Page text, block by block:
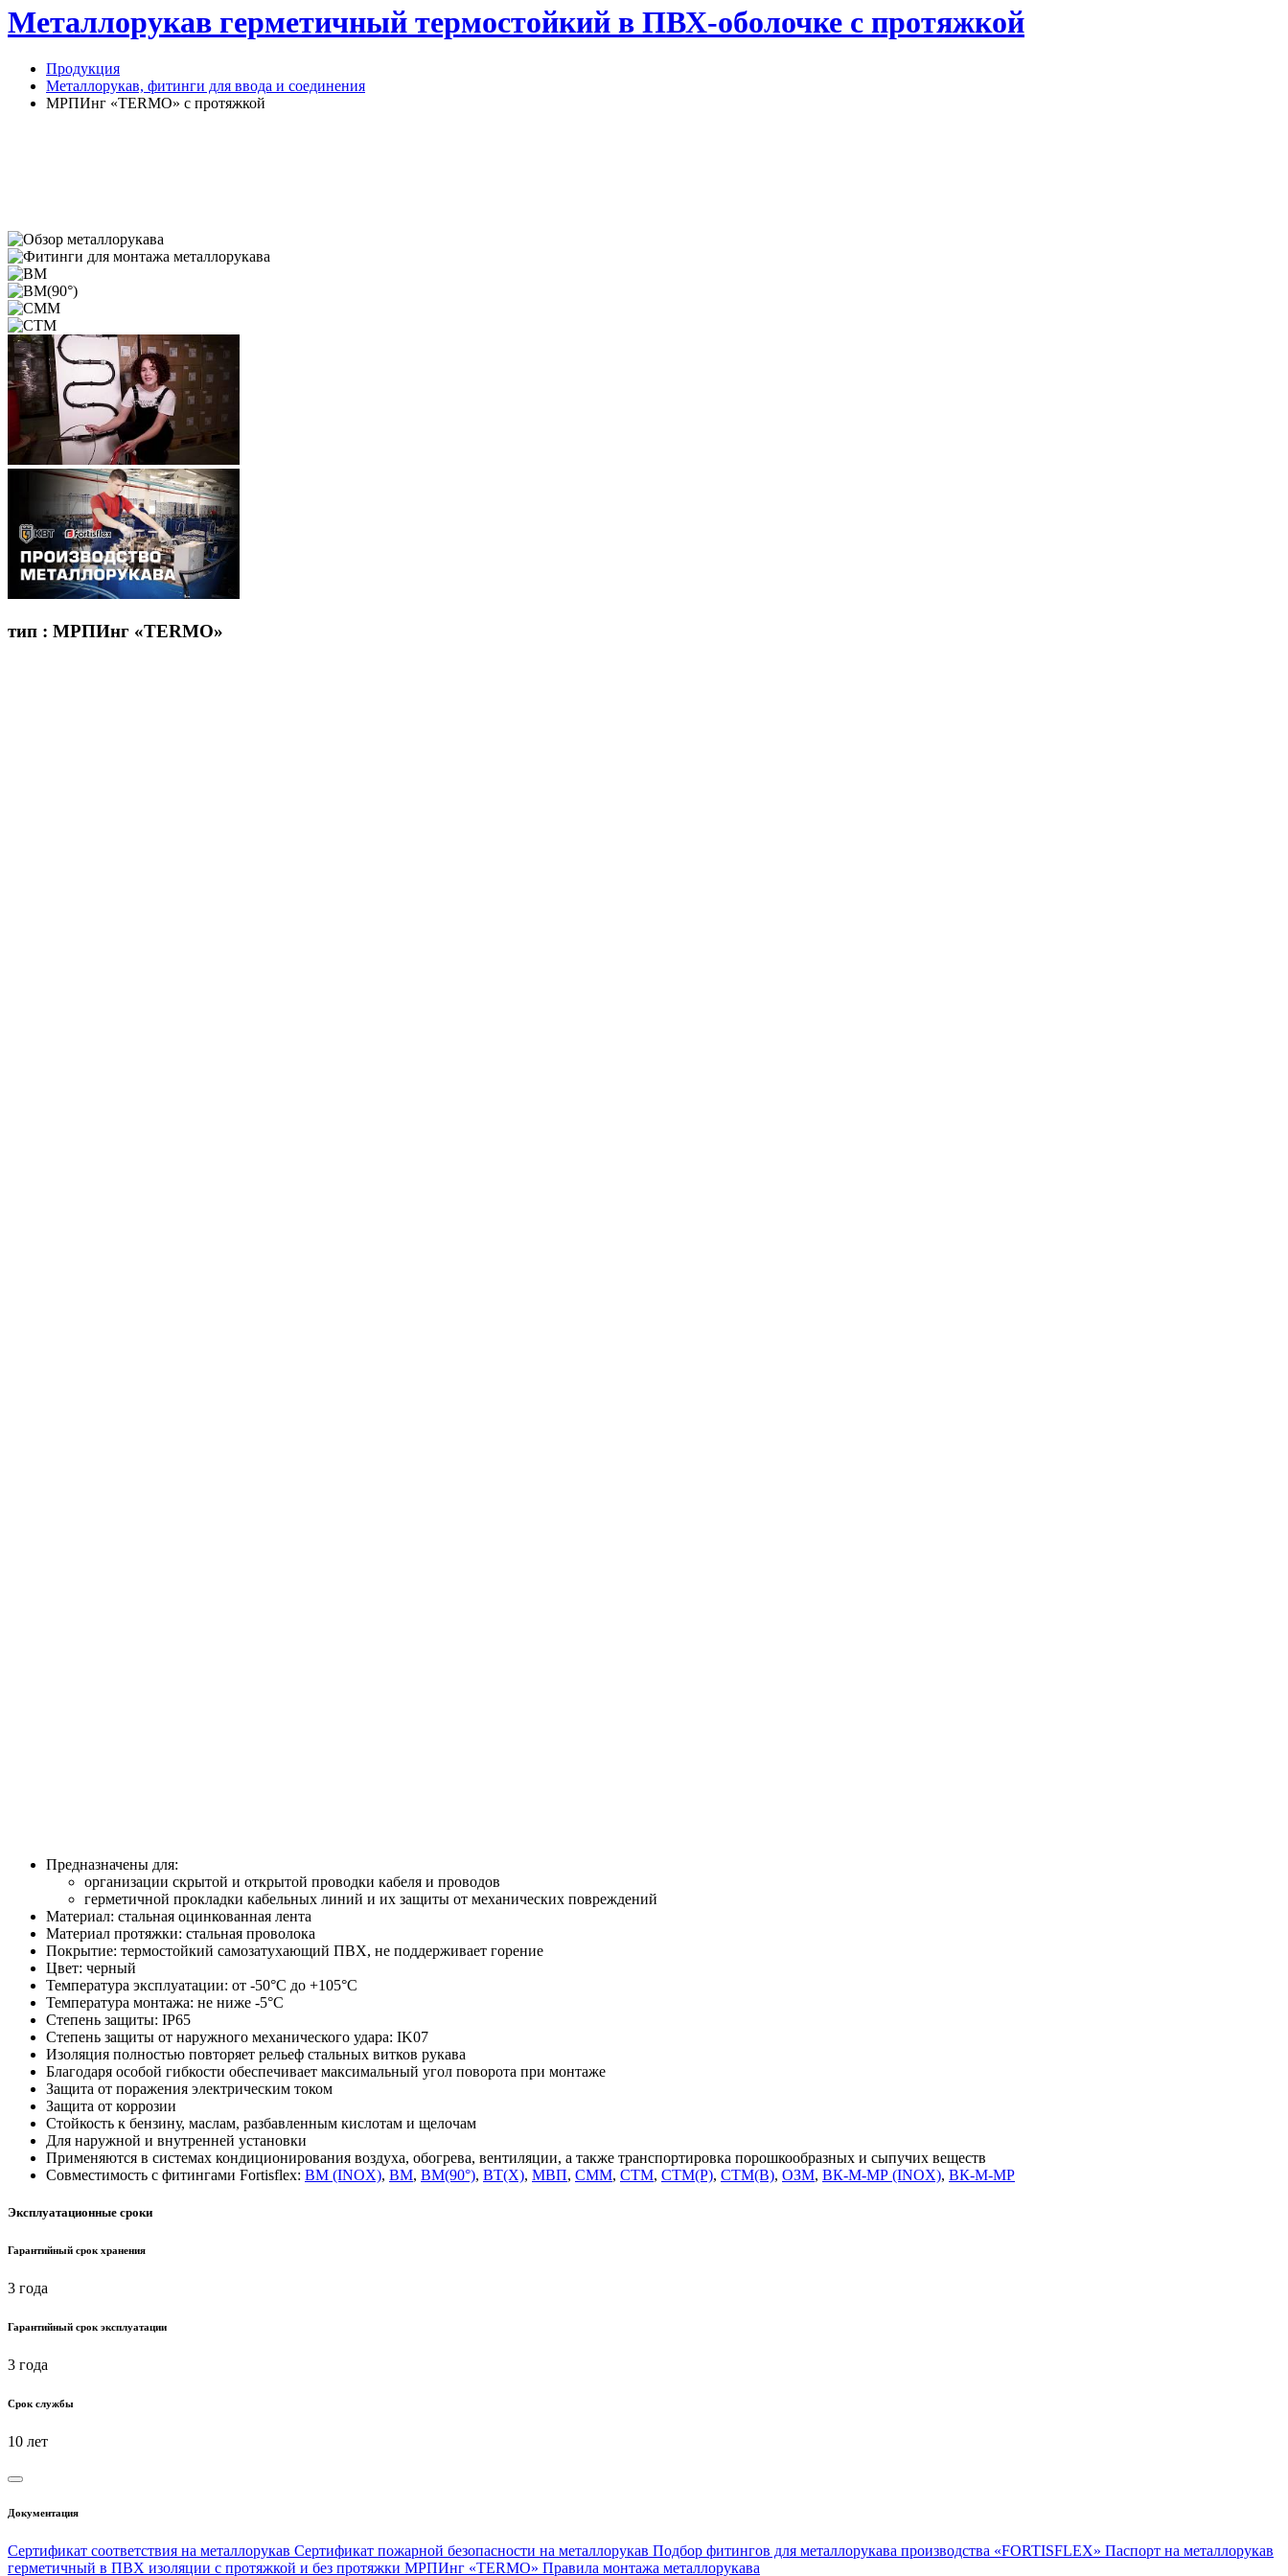
Металлорукав герметичный термостойкий в ПВХ-оболочке с протяжкой
Продукция
Металлорукав, фитинги для ввода и соединения
МРПИнг «TERMO» с протяжкой
тип : МРПИнг «TERMO»
Предназначены для:
организации скрытой и открытой проводки кабеля и проводов
герметичной прокладки кабельных линий и их защиты от механических повреждений
Материал: стальная оцинкованная лента
Материал протяжки: стальная проволока
Покрытие: термостойкий самозатухающий ПВХ, не поддерживает горение
Цвет: черный
Температура эксплуатации: от -50°С до +105°С
Температура монтажа: не ниже -5°С
Степень защиты: IP65
Степень защиты от наружного механического удара: IK07
Изоляция полностью повторяет рельеф стальных витков рукава
Благодаря особой гибкости обеспечивает максимальный угол поворота при монтаже
Защита от поражения электрическим током
Защита от коррозии
Стойкость к бензину, маслам, разбавленным кислотам и щелочам
Для наружной и внутренней установки
Применяются в системах кондиционирования воздуха, обогрева, вентиляции, а также транспортировка порошкообразных и сыпучих веществ
Совместимость с фитингами Fortisflex: ВМ (INOX), ВМ, ВМ(90°), ВТ(Х), МВП, СММ, СТМ, СТМ(Р), СТМ(В), ОЗМ, ВК-М-МР (INOX), ВК-М-МР
Эксплуатационные сроки
Гарантийный срок хранения
3 года
Гарантийный срок эксплуатации
3 года
Срок службы
10 лет
Документация
Сертификат соответствия на металлорукав Сертификат пожарной безопасности на металлорукав Подбор фитингов для металлорукава производства «FORTISFLEX» Паспорт на металлорукав
герметичный в ПВХ изоляции с протяжкой и без протяжки МРПИнг «TERMO» Правила монтажа металлорукава